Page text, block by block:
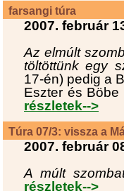
farsangi túra
2007. február
Az elmúlt
töltöttünk egy
17-én) pedig a
Eszter és
részletek-->
Túra 07/3: vissza a
2007. február
A múlt
részletek-->